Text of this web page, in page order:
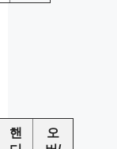
핸
오